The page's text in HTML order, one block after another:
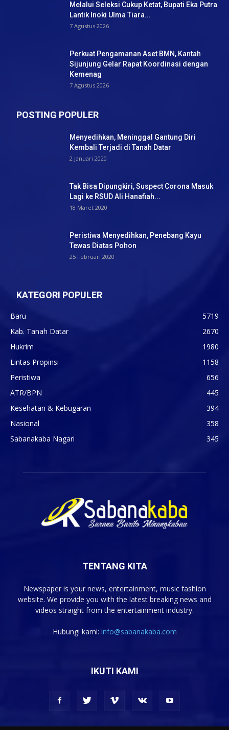
Melalui Seleksi Cukup Ketat, Bupati Eka Putra
Lantik Inoki Ulma Tiara...
7 Agustus 2026
Perkuat Pengamanan Aset BMN, Kantah
Sijunjung Gelar Rapat Koordinasi dengan
Kemenag
7 Agustus 2026
POSTING POPULER
Menyedihkan, Meninggal Gantung Diri
Kembali Terjadi di Tanah Datar
2 Januari 2020
Tak Bisa Dipungkiri, Suspect Corona Masuk
Lagi ke RSUD Ali Hanafiah...
18 Maret 2020
Peristiwa Menyedihkan, Penebang Kayu
Tewas Diatas Pohon
25 Februari 2020
KATEGORI POPULER
Baru
5719
Kab. Tanah Datar
2670
Hukrim
1980
Lintas Propinsi
1158
Peristiwa
656
ATR/BPN
445
Kesehatan & Kebugaran
394
Nasional
358
Sabanakaba Nagari
345
TENTANG KITA
Newspaper is your news, entertainment, music fashion
website. We provide you with the latest breaking news and
videos straight from the entertainment industry.
Hubungi kami: info@sabanakaba.com
IKUTI KAMI